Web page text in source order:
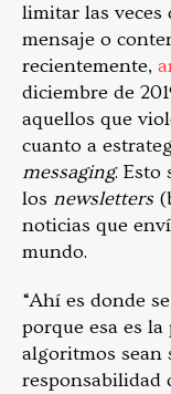
limitar las veces
mensaje o
recientemente,
diciembre de
aquellos que
cuanto a
messaging. Esto
los newsletters
noticias que
mundo.
“Ahí es donde
porque esa es
algoritmos sean
responsabilidad